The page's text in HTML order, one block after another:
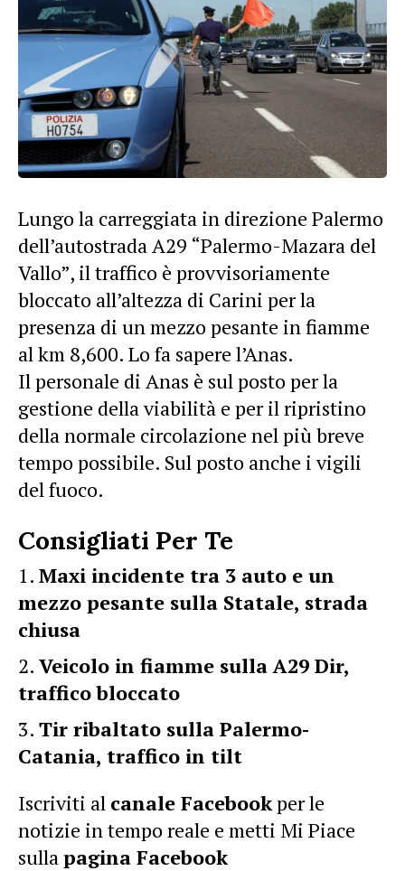
Lungo la carreggiata in direzione Palermo
dell’autostrada A29 “Palermo-Mazara del
Vallo”, il traffico è provvisoriamente
bloccato all’altezza di Carini per la
presenza di un mezzo pesante in fiamme
al km 8,600. Lo fa sapere l’Anas.
Il personale di Anas è sul posto per la
gestione della viabilità e per il ripristino
della normale circolazione nel più breve
tempo possibile. Sul posto anche i vigili
del fuoco.
Consigliati Per Te
Maxi incidente tra 3 auto e un
mezzo pesante sulla Statale, strada
chiusa
Veicolo in fiamme sulla A29 Dir,
traffico bloccato
Tir ribaltato sulla Palermo-
Catania, traffico in tilt
Iscriviti al canale Facebookper le
notizie in tempo reale e metti Mi Piace
sullapagina Facebook